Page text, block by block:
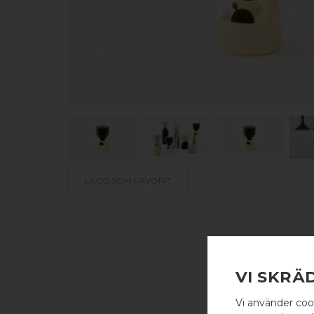
VI
Vi använder